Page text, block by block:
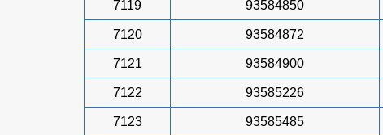
7119 93584850
7120 93584872
7121 93584900
7122 93585226
7123 93585485